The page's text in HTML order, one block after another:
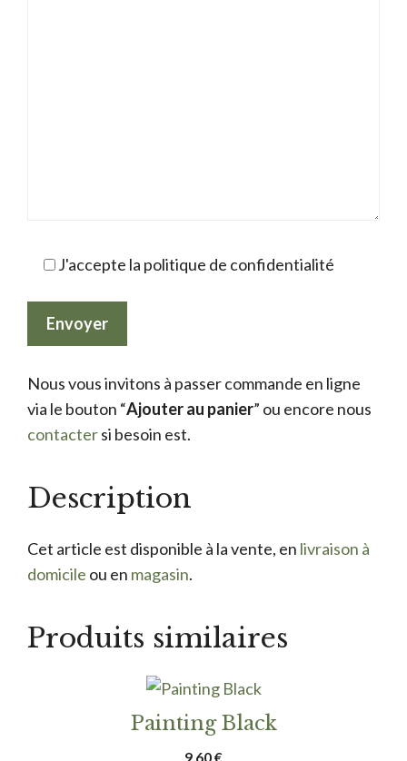
J'accepte la politique de confidentialité
Nous vous invitons à passer commande en ligne
via le bouton “Ajouter au panier” ou encore nous
contactersi besoin est.
Description
Cet article est disponible à la vente, en livraison à
domicile ou en magasin.
Produits similaires
Painting Black
9.60€